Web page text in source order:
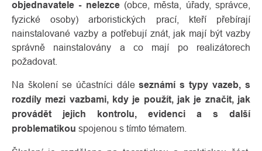
objednavatele - nelezce(obce, města, úřady, správce,
fyzické osoby) arboristických prací, kteří přebírají
nainstalované vazby a potřebují znát, jak mají být vazby
správně nainstalovány a co mají po realizátorech
požadovat.
Na školení se účastníci dáleseznámí s typy vazeb, s
rozdíly mezi vazbami, kdy je použít, jak je značit, jak
provádět jejich kontrolu, evidenci a s další
problematikou spojenou s tímto tématem.